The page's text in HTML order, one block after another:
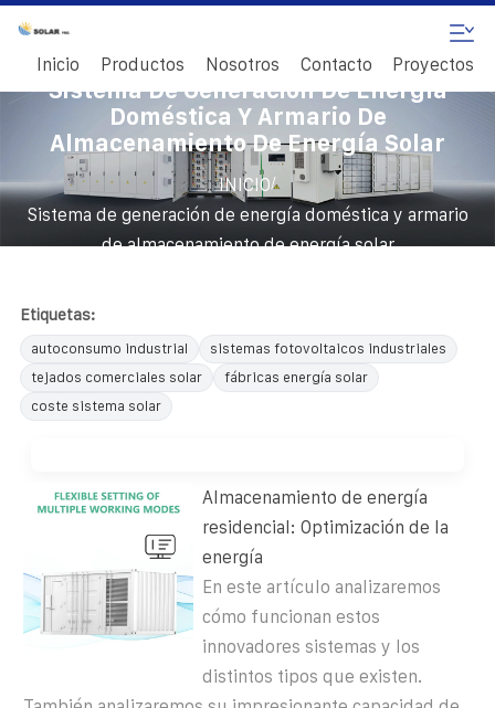
Inicio Productos Nosotros Contacto Proyectos
Sistema De Generación De Energía
Doméstica Y Armario De
Almacenamiento De Energía Solar
INICIO/
Sistema de generación de energía doméstica y armario
de almacenamiento de energía solar
Etiquetas:
autoconsumo industrial
sistemas fotovoltaicos industriales
tejados comerciales solar
fábricas energía solar
coste sistema solar
Almacenamiento de energía
residencial: Optimización de la
energía
En este artículo analizaremos
cómo funcionan estos
innovadores sistemas y los
distintos tipos que existen.